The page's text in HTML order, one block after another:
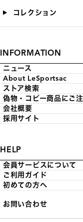
コレクション
INFORMATION
ニュース
About LeSportsac
ストア検索
偽物・コピー商品にご
会社概要
採用サイト
HELP
会員サービスについて
ご利用ガイド
初めての方へ
お問い合わせ